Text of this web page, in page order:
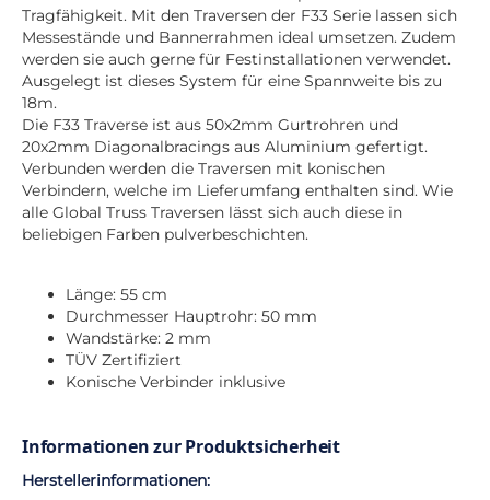
Tragfähigkeit. Mit den Traversen der F33 Serie lassen sich
Messestände und Bannerrahmen ideal umsetzen. Zudem
werden sie auch gerne für Festinstallationen verwendet.
Ausgelegt ist dieses System für eine Spannweite bis zu
18m.
Die F33 Traverse ist aus 50x2mm Gurtrohren und
20x2mm Diagonalbracings aus Aluminium gefertigt.
Verbunden werden die Traversen mit konischen
Verbindern, welche im Lieferumfang enthalten sind. Wie
alle Global Truss Traversen lässt sich auch diese in
beliebigen Farben pulverbeschichten.
Länge: 55 cm
Durchmesser Hauptrohr: 50 mm
Wandstärke: 2 mm
TÜV Zertifiziert
Konische Verbinder inklusive
Informationen zur Produktsicherheit
Herstellerinformationen: